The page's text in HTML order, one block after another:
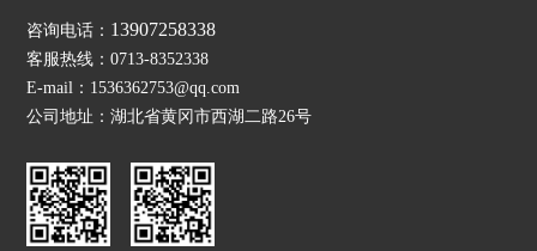
咨询电话： 13907258338
客服热线：0713-8352338
E-mail：1536362753@qq.com
公司地址：湖北省黄冈市西湖二路26号